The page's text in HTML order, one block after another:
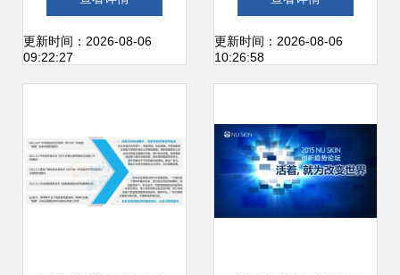
投资机遇深度解析
更新时间：2026-08-06
09:22:27
本地优质服务商与
更新时间：2026-08-06
10:26:58